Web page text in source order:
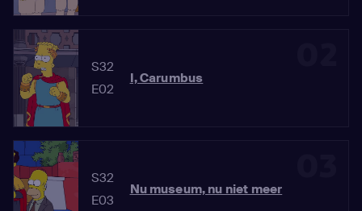
S32
E02
I, Carumbus
S32
E03
Nu museum, nu niet meer